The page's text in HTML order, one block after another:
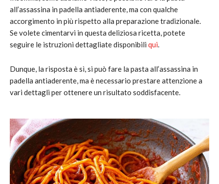
all’assassina in padella antiaderente, ma con qualche
accorgimento in più rispetto alla preparazione tradizionale.
Se volete cimentarvi in questa deliziosa ricetta, potete
seguire le istruzioni dettagliate disponibili qui.
Dunque, la risposta è sì, si può fare la pasta all’assassina in
padella antiaderente, ma è necessario prestare attenzione a
vari dettagli per ottenere un risultato soddisfacente.